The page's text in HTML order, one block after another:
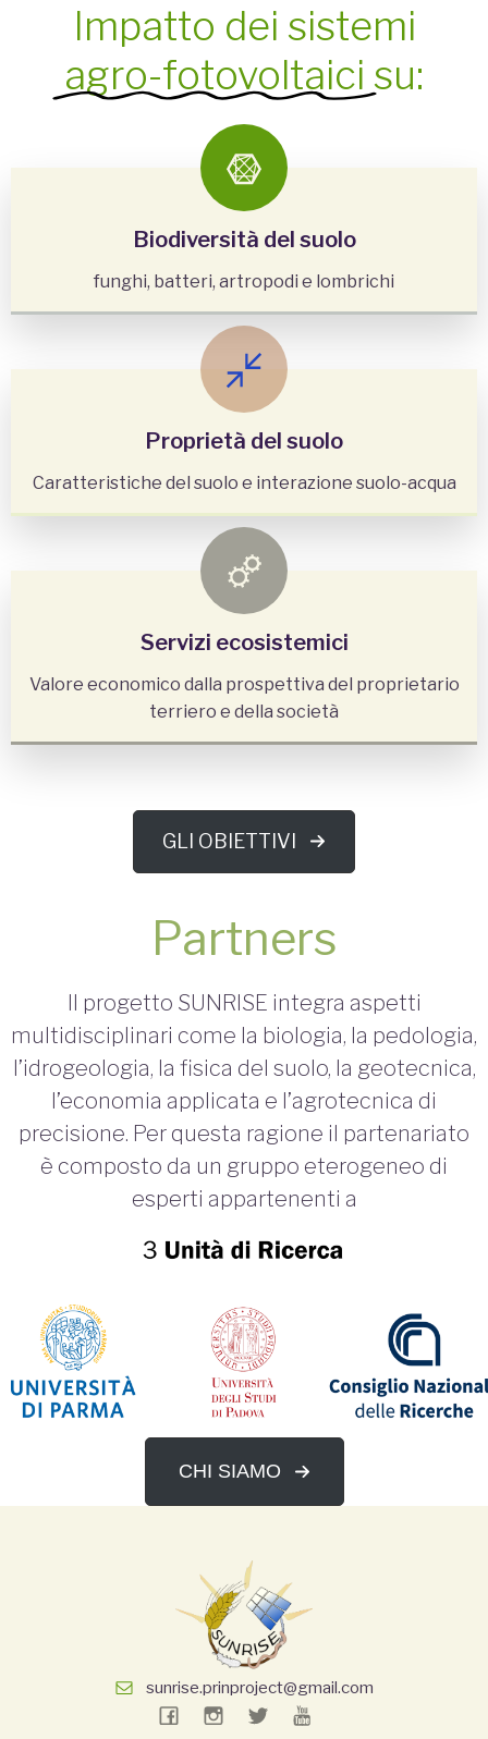
Impatto dei sistemi
agro-fotovoltaici su:
Biodiversità del suolo
funghi, batteri, artropodi e lombrichi
Proprietà del suolo
Caratteristiche del suolo e interazione suolo-acqua
Servizi ecosistemici
Valore economico dalla prospettiva del proprietario
terriero e della società
GLI OBIETTIVI
Partners
Il progetto SUNRISE integra aspetti
multidisciplinari come la biologia, la pedologia,
l’idrogeologia, la fisica del suolo, la geotecnica,
l’economia applicata e l’agrotecnica di
precisione. Per questa ragione il partenariato
è composto da un gruppo eterogeneo di
esperti appartenenti a
CHI SIAMO
sunrise.prinproject@gmail.com